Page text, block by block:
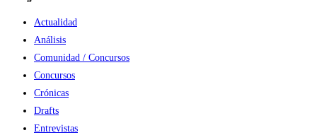
Actualidad
Análisis
Comunidad / Concursos
Concursos
Crónicas
Drafts
Entrevistas